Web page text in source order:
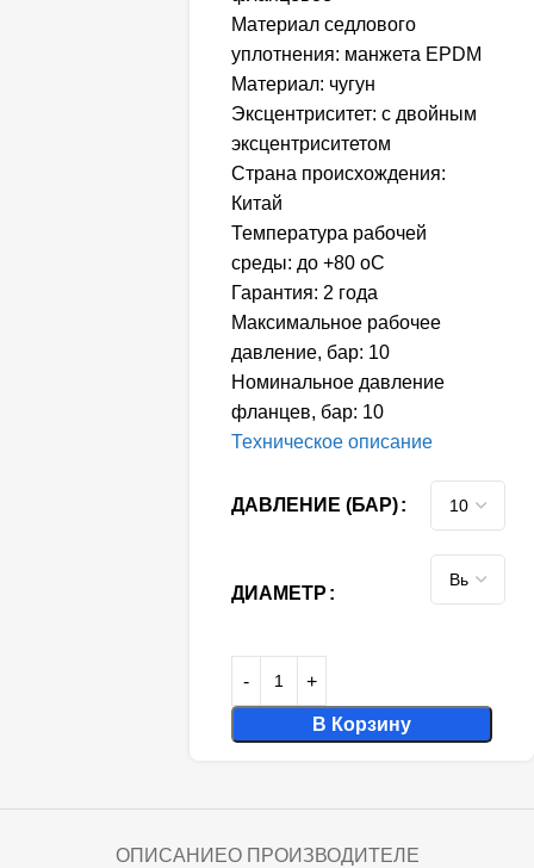
Материал седлового
уплотнения: манжета EPDM
Материал: чугун
Эксцентриситет: с двойным
эксцентриситетом
Страна происхождения:
Китай
Температура рабочей
среды: до +80 oC
Гарантия: 2 года
Максимальное рабочее
давление, бар: 10
Номинальное давление
фланцев, бар: 10
Техническое описание
ДАВЛЕНИЕ (БАР)
ДИАМЕТР
В Корзину
ОПИСАНИЕО ПРОИЗВОДИТЕЛЕ